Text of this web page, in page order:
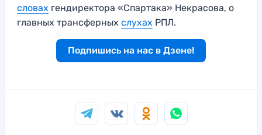
словах гендиректора «Спартака» Некрасова, о
главных трансферных слухах РПЛ.
Подпишись на нас в Дзене!